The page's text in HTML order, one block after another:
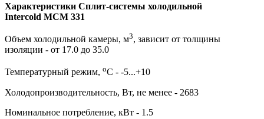
Характеристики Сплит-системы холодильной
Intercold MCM 331
Объем холодильной камеры, м3, зависит от толщины
изоляции - от 17.0 до 35.0
Температурный режим, оС - -5...+10
Холодопроизводительность, Вт, не менее - 2683
Номинальное потребление, кВт - 1.5